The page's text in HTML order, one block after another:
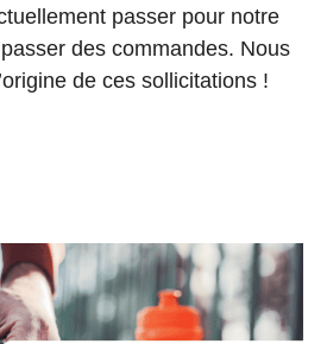
passer pour notre
des commandes. Nous
de ces sollicitations !